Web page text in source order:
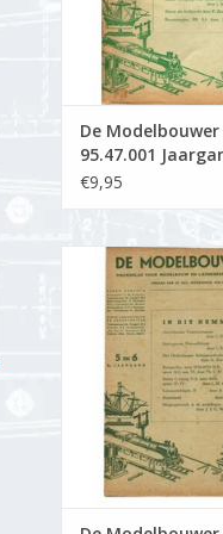
De Modelbouwer
95.47.001
Modelbouwer"
€9,95
De Modelbouwer
Jaargang "De
Editie : 47.005
TOEVOEGEN AAN